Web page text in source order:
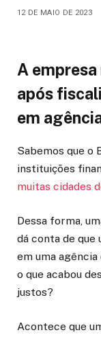
12 DE MAIO DE 2023
A
após
em
Sabemos que o
instituições
muitas cidades
Dessa forma,
dá conta de que
em uma
o que acabou
justos?
Acontece que